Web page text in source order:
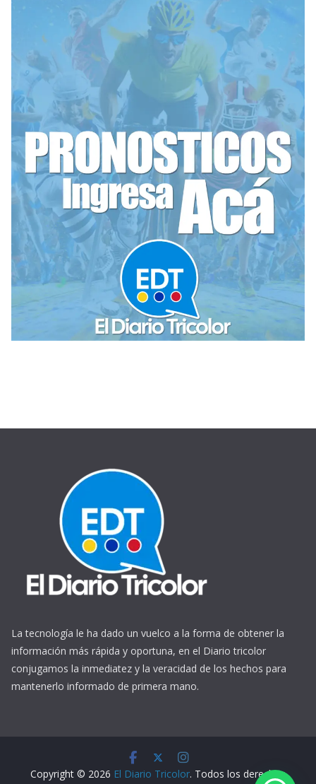
La tecnología le ha dado un vuelco a la forma de obtener la
información más rápida y oportuna, en el Diario tricolor
conjugamos la inmediatez y la veracidad de los hechos para
mantenerlo informado de primera mano.
Copyright © 2026 El Diario Tricolor. Todos los derechos